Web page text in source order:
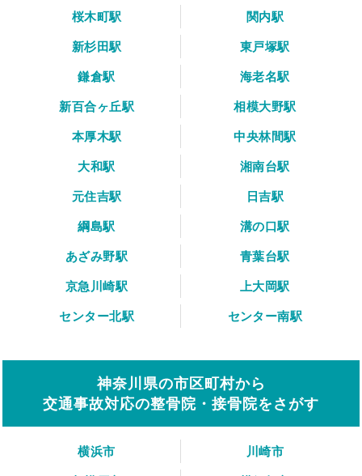
桜木町駅
関内駅
新杉田駅
東戸塚駅
鎌倉駅
海老名駅
新百合ヶ丘駅
相模大野駅
本厚木駅
中央林間駅
大和駅
湘南台駅
元住吉駅
日吉駅
綱島駅
溝の口駅
あざみ野駅
青葉台駅
京急川崎駅
上大岡駅
センター北駅
センター南駅
神奈川県の市区町村から
交通事故対応の整骨院・接骨院をさがす
横浜市
川崎市